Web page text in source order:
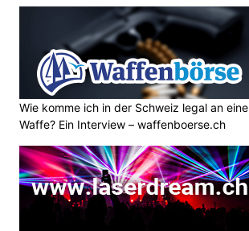
Wie komme ich in der Schweiz legal an eine
Waffe? Ein Interview – waffenboerse.ch